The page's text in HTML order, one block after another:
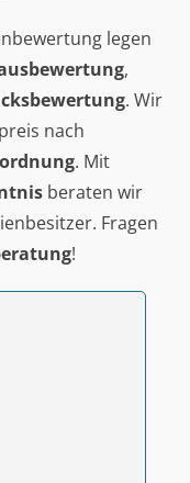
legen
,
. Wir
nach
. Mit
beraten wir
Fragen
!